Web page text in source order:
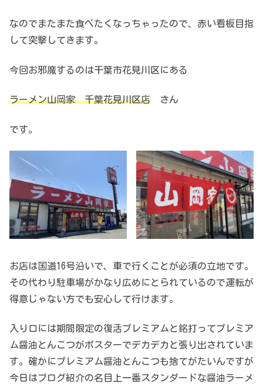
なのでまたまた食べたくなっちゃったので、赤い看板目指
して突撃してきます。
今回お邪魔するのは千葉市花見川区にある
ラーメン山岡家 千葉花見川区店 さん
です。
お店は国道16号沿いで、車で行くことが必須の立地です。
その代わり駐車場がかなり広めにとられているので運転が
得意じゃない方でも安心して行けます。
入り口には期間限定の復活プレミアムと銘打ってプレミア
ム醤油とんこつがポスターでデカデカと張り出されていま
す。確かにプレミアム醤油とんこつも捨てがたいんですが
今日はブログ紹介の名目上一番スタンダードな醤油ラーメ